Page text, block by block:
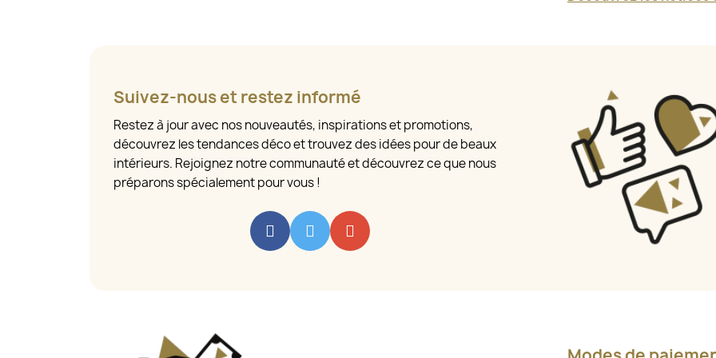
Suivez-nous et restez informé
Restez à jour avec nos nouveautés, inspirations et promotions,
découvrez les tendances déco et trouvez des idées pour de beaux
intérieurs. Rejoignez notre communauté et découvrez ce que nous
préparons spécialement pour vous !